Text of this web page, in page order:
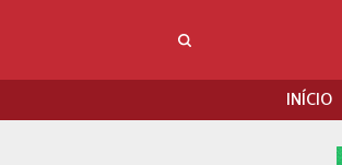
INÍCIO